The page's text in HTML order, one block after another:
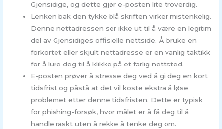
Gjensidige, og dette gjør e-posten lite troverdig.
Lenken bak den tykke blå skriften virker mistenkelig.
Denne nettadressen ser ikke ut til å være en legitim
del av Gjensidiges offisielle nettside. Å bruke en
forkortet eller skjult nettadresse er en vanlig taktikk
for å lure deg til å klikke på et farlig nettsted.
E-posten prøver å stresse deg ved å gi deg en kort
tidsfrist og påstå at det vil koste ekstra å løse
problemet etter denne tidsfristen. Dette er typisk
for phishing-forsøk, hvor målet er å få deg til å
handle raskt uten å rekke å tenke deg om.